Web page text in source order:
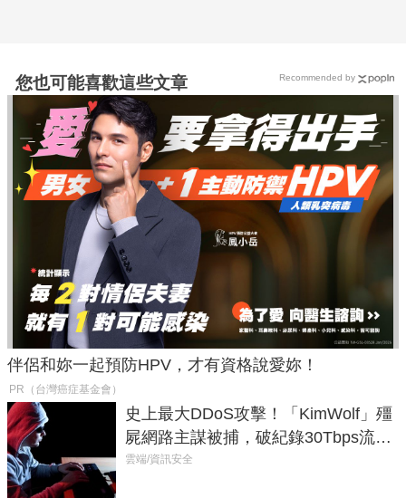
您也可能喜歡這些文章
伴侶和妳一起預防HPV，才有資格說愛妳！
PR（台灣癌症基金會）
史上最大DDoS攻擊！「KimWolf」殭
屍網路主謀被捕，破紀錄30Tbps流量
癱瘓全球！
雲端/資訊安全
Recommended by